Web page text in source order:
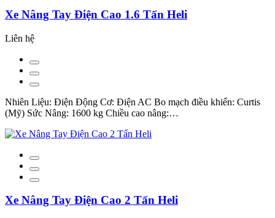
Xe Nâng Tay Điện Cao 1.6 Tấn Heli
Liên hệ
Nhiên Liệu: Điện Động Cơ: Điện AC Bo mạch điều khiển: Curtis
(Mỹ) Sức Nâng: 1600 kg Chiều cao nâng:…
Xe Nâng Tay Điện Cao 2 Tấn Heli